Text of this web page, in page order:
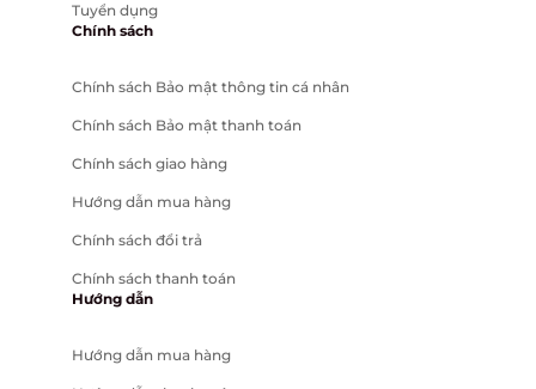
Tuyển dụng
Chính sách
Chính sách Bảo mật thông tin cá nhân
Chính sách Bảo mật thanh toán
Chính sách giao hàng
Hướng dẫn mua hàng
Chính sách đổi trả
Chính sách thanh toán
Hướng dẫn
Hướng dẫn mua hàng